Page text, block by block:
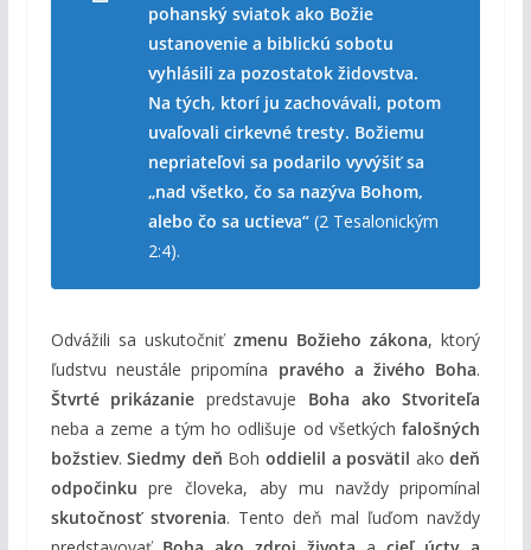
pohanský sviatok ako Božie
ustanovenie a biblickú sobotu
vyhlásili za pozostatok židovstva.
Na tých, ktorí ju zachovávali, potom
uvaľovali cirkevné tresty. Božiemu
nepriateľovi sa podarilo vyvýšiť sa
„nad všetko, čo sa nazýva Bohom,
alebo čo sa uctieva“ (2 Tesalonickým
2:4).
Odvážili sa uskutočniť zmenu Božieho zákona, ktorý
ľudstvu neustále pripomína pravého a živého Boha.
Štvrté prikázanie predstavuje Boha ako Stvoriteľa
neba a zeme a tým ho odlišuje od všetkýchfalošných
božstiev.Siedmy deň Bohoddielil a posvätil akodeň
odpočinku pre človeka, aby mu navždy pripomínal
skutočnosť stvorenia. Tento deň mal ľuďom navždy